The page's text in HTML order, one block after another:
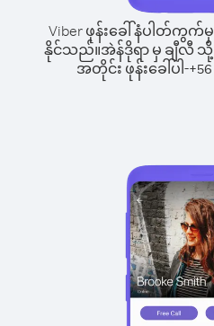
Viber ဖုန်းခေါ်နံပါတ်ကွက်
နိုင်သည်။အဲန်ဒိုရာ မှ ချီလီ သို့
အတိုင်း ဖုန်းခေါ်ပါ-+56